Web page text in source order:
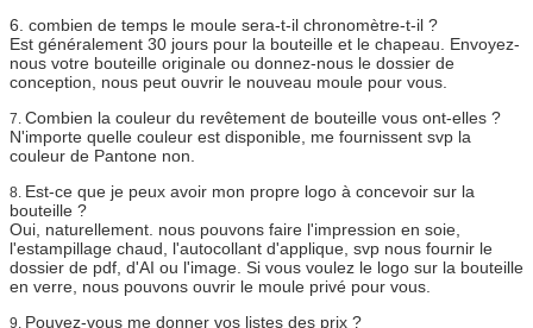
6. combien de temps le moule sera-t-il chronomètre-t-il ?
Est généralement 30 jours pour la bouteille et le chapeau. Envoyez-
nous votre bouteille originale ou donnez-nous le dossier de
conception, nous peut ouvrir le nouveau moule pour vous.
7. Combien la couleur du revêtement de bouteille vous ont-elles ?
N'importe quelle couleur est disponible, me fournissent svp la
couleur de Pantone non.
8. Est-ce que je peux avoir mon propre logo à concevoir sur la
bouteille ?
Oui, naturellement. nous pouvons faire l'impression en soie,
l'estampillage chaud, l'autocollant d'applique, svp nous fournir le
dossier de pdf, d'AI ou l'image. Si vous voulez le logo sur la bouteille
en verre, nous pouvons ouvrir le moule privé pour vous.
9. Pouvez-vous me donner vos listes des prix ?